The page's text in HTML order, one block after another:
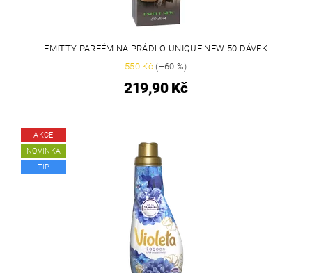
EMITTY PARFÉM NA PRÁDLO UNIQUE NEW 50 DÁVEK
550 Kč(–60 %)
219,90 Kč
AKCE
NOVINKA
TIP